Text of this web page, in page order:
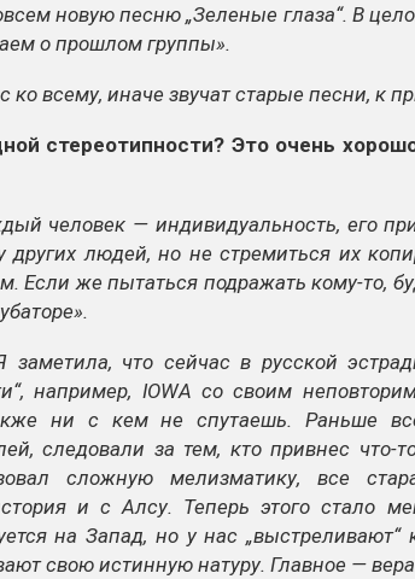
новую песню „Зеленые глаза“. В
о прошлом группы».
ко всему, иначе звучат старые песни, к
стереотипности? Это очень
человек — индивидуальность, его
других людей, но не стремиться их
Если же пытаться подражать кому-то,
заметила, что сейчас в русской
например, IOWA со своим
ни с кем не спутаешь. Раньше
следовали за тем, кто привнес что-
сложную мелизматику, все
и с Алсу. Теперь этого стало
на Запад, но у нас „выстреливают“
свою истинную натуру. Главное —